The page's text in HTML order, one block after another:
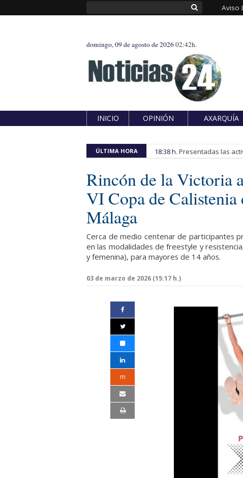
Aviso
domingo, 09 de agosto de 202602:42h.
INICIO OPINIÓN AXARQUÍA
ÚLTIMA HORA 18:38 h. Presentadas las
Rincón de la Victoria
VI Copa de
Málaga
Cerca de medio centenar de participantes
en las modalidades de freestyle y
y femenina), para mayores de 14 años.
03 de marzo de 2026 (15:17 h.)
m